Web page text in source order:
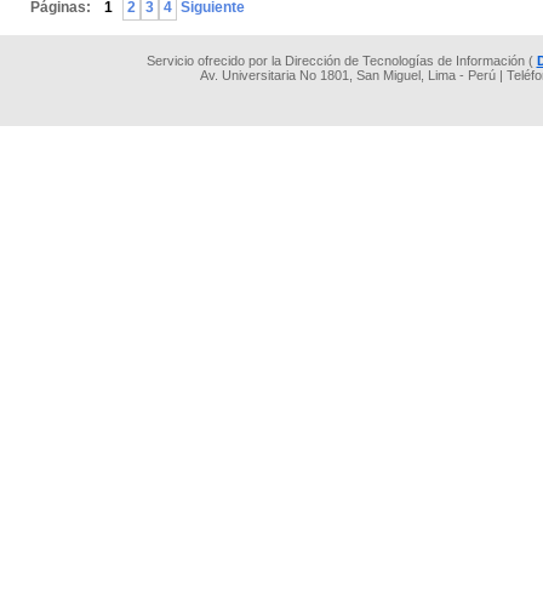
Páginas: 1 2 3 4 Siguiente
Servicio ofrecido por la Dirección de Tecnologías de Información (
Av. Universitaria No 1801, San Miguel, Lima - Perú |